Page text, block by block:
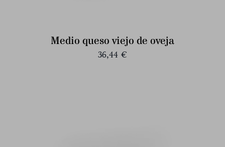
Medio queso viejo de oveja
36,44 €